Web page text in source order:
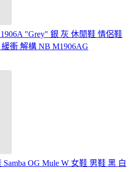
"Grey" 銀 灰 休閒鞋 情侶鞋
衝 解構 NB M1906AG
Samba OG Mule W 女鞋 男鞋 黑 白